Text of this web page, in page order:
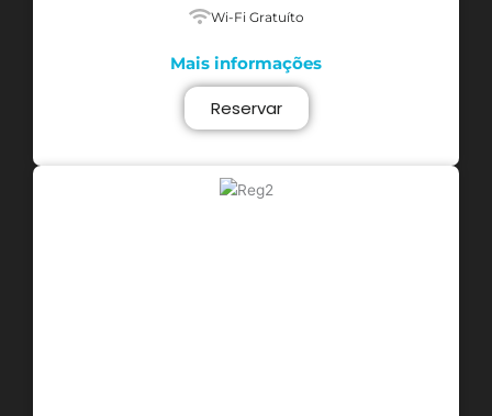
Wi-Fi Gratuíto
Mais informações
Reservar